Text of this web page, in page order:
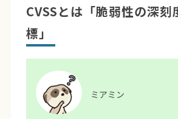
CVSSとは「脆弱性の深刻
標」
ミアミン